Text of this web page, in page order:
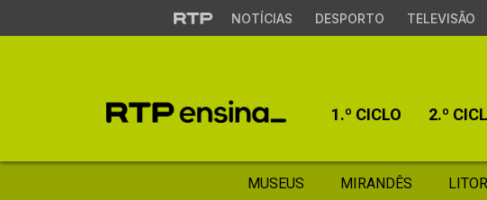
NOTÍCIAS DESPORTO TELEVISÃO
1.º CICLO 2.º
MUSEUS MIRANDÊS